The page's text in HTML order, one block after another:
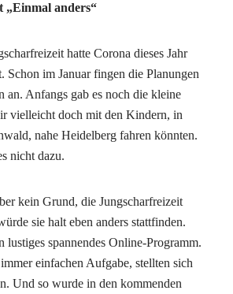
„Einmal anders“
hatte Corona dieses Jahr
Schon im Januar fingen die Planungen
an. Anfangs gab es noch die kleine
vielleicht doch mit den Kindern, in
nahe Heidelberg fahren könnten.
nicht dazu.
kein Grund, die Jungscharfreizeit
sie halt eben anders stattfinden.
lustiges spannendes Online-Programm.
einfachen Aufgabe, stellten sich
Und so wurde in den kommenden